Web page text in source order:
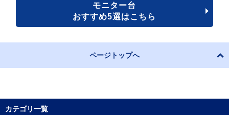
モニター台
おすすめ5選はこちら
ページトップへ
カテゴリ一覧